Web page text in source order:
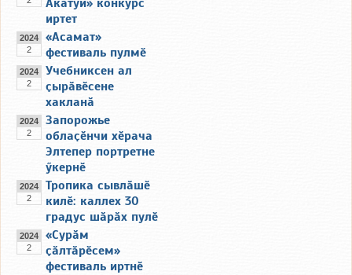
иртет
2024
2
«Асамат»
фестиваль пулмӗ
2024
2
Учебниксен ал
ҫырӑвӗсене
хакланӑ
2024
2
Запорожье
облаҫӗнчи хӗрача
Элтепер портретне
ӳкернӗ
2024
2
Тропика сывлӑшӗ
килӗ: каллех 30
градус шӑрӑх пулӗ
2024
2
«Сурӑм
ҫӑлтӑрӗсем»
фестиваль иртнӗ